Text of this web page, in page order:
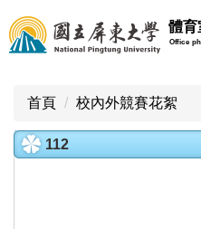
跳
到
主
區
體育
Office
首頁 校內外競賽花絮
112